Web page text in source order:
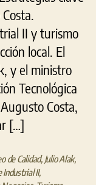
II y turismo
local. El
y el ministro
Tecnológica
Costa,
[…]
de Calidad, Julio Alak,
Industrial II,